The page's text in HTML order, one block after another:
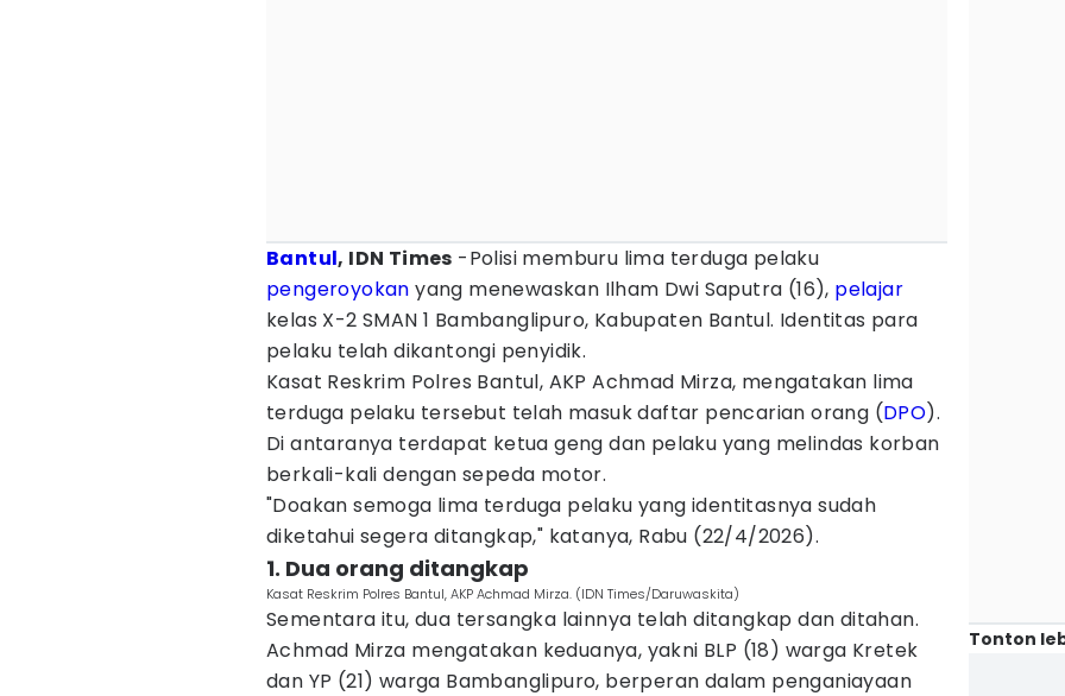
Bantul, IDN Times -Polisi memburu lima terduga pelaku
pengeroyokan yang menewaskan Ilham Dwi Saputra (16), pelajar
kelas X-2 SMAN 1 Bambanglipuro, Kabupaten Bantul. Identitas para
pelaku telah dikantongi penyidik.
Kasat Reskrim Polres Bantul, AKP Achmad Mirza, mengatakan lima
terduga pelaku tersebut telah masuk daftar pencarian orang (DPO).
Di antaranya terdapat ketua geng dan pelaku yang melindas korban
berkali-kali dengan sepeda motor.
‎‎"Doakan semoga lima terduga pelaku yang identitasnya sudah
diketahui segera ditangkap," katanya, Rabu (22/4/2026).
1. ‎Dua orang ditangkap
‎Kasat Reskrim Polres Bantul, AKP Achmad Mirza. (IDN Times/Daruwaskita)
Sementara itu, dua tersangka lainnya telah ditangkap dan ditahan.
Achmad Mirza mengatakan keduanya, yakni BLP (18) warga Kretek
dan YP (21) warga Bambanglipuro, berperan dalam penganiayaan
Tonton